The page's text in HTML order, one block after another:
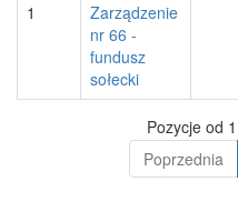
1
Zarządzenie
nr 66 -
fundusz
sołecki
Pozycje od
Poprzednia